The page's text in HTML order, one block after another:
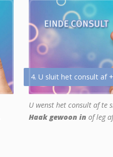
4. U sluit het consult af +
U wenst het consult af te
Haak gewoon in of leg